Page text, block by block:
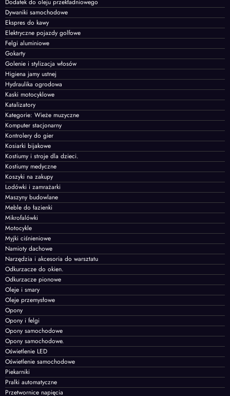
Dodatek do oleju przekładniowego
Dywaniki samochodowe
Ekspres do kawy
Elektryczne pojazdy golfowe
Felgi aluminiowe
Gokarty
Golenie i stylizacja włosów
Higiena jamy ustnej
Hydraulika ogrodowa
Kaski motocyklowe
Katalizatory
Kategorie: Wieże muzyczne
Komputer stacjonarny
Kontrolery do gier
Kosiarki bijakowe
Kostiumy i stroje dla dzieci.
Kostiumy medyczne
Koszyki na zakupy
Lodówki i zamrażarki
Maszyny budowlane
Meble do łazienki
Mikrofalówki
Motocykle
Myjki ciśnieniowe
Namioty dachowe
Narzędzia i akcesoria do warsztatu
Odkurzacze do okien.
Odkurzacze pionowe
Oleje i smary
Oleje przemysłowe
Opony
Opony i felgi
Opony samochodowe
Opony samochodowe.
Oświetlenie LED
Oświetlenie samochodowe
Piekarniki
Pralki automatyczne
Przetwornice napięcia